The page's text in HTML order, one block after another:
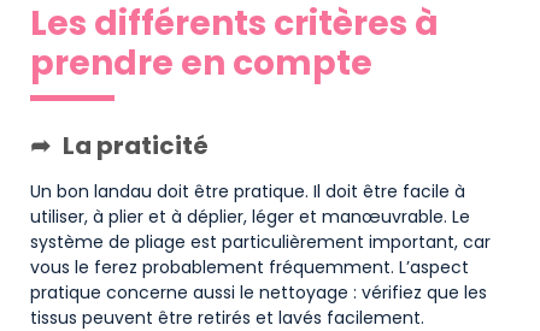
Les différents critères à
prendre en compte
La praticité
Un bon landau doit être pratique. Il doit être facile à
utiliser, à plier et à déplier, léger et manœuvrable. Le
système de pliage est particulièrement important, car
vous le ferez probablement fréquemment. L’aspect
pratique concerne aussi le nettoyage : vérifiez que les
tissus peuvent être retirés et lavés facilement.